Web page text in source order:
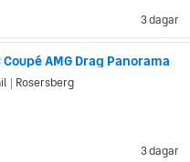
3 dagar
AMG Drag Panorama
3 dagar
Rosersberg